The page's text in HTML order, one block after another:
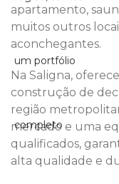
apartamento,
muitos outros
aconchegantes.
Na Saligna,
construção de
região
mercado e uma
qualificados,
alta qualidade e